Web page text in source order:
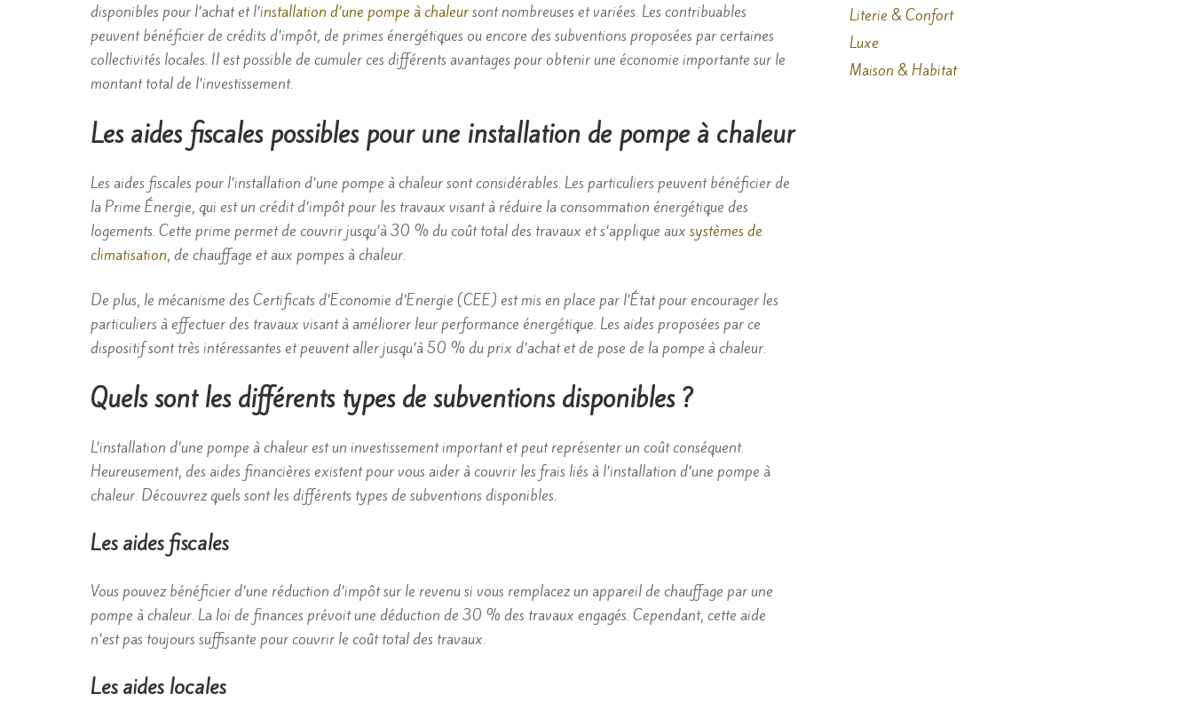
disponibles pour l’achat et l’installation d’une pompe à chaleursont nombreuses et variées. Les contribuables
peuvent bénéficier de crédits d’impôt, de primes énergétiques ou encore des subventions proposées par certaines
collectivités locales. Il est possible de cumuler ces différents avantages pour obtenir une économie importante sur le
montant total de l’investissement.
Les aides fiscales possibles pour une installation de pompe à chaleur
Les aides fiscales pour l’installation d’une pompe à chaleur sont considérables. Les particuliers peuvent bénéficier de
la Prime Énergie, qui est un crédit d’impôt pour les travaux visant à réduire la consommation énergétique des
logements. Cette prime permet de couvrir jusqu’à 30 % du coût total des travaux et s’applique aux systèmes de
climatisation, de chauffage et aux pompes à chaleur.
De plus, le mécanisme des Certificats d’Economie d’Energie (CEE) est mis en place par l’État pour encourager les
particuliers à effectuer des travaux visant à améliorer leur performance énergétique. Les aides proposées par ce
dispositif sont très intéressantes et peuvent aller jusqu’à 50 % du prix d’achat et de pose de la pompe à chaleur.
Quels sont les différents types de subventions disponibles ?
L’installation d’une pompe à chaleur est un investissement important et peut représenter un coût conséquent.
Heureusement, des aides financières existent pour vous aider à couvrir les frais liés à l’installation d’une pompe à
chaleur. Découvrez quels sont les différents types de subventions disponibles.
Les aides fiscales
Vous pouvez bénéficier d’une réduction d’impôt sur le revenu si vous remplacez un appareil de chauffage par une
pompe à chaleur. La loi de finances prévoit une déduction de 30 % des travaux engagés. Cependant, cette aide
n’est pas toujours suffisante pour couvrir le coût total des travaux.
Les aides locales
Literie & Confort
Luxe
Maison & Habitat